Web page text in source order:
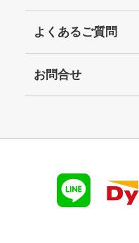
よくあるご質問
お問合せ